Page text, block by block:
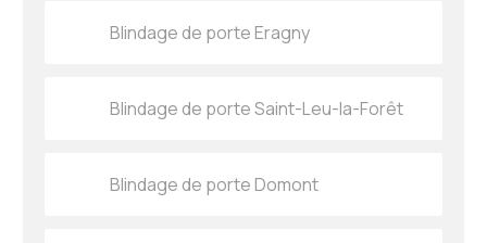
Blindage de porte Eragny
Blindage de porte Saint-Leu-la-Forêt
Blindage de porte Domont